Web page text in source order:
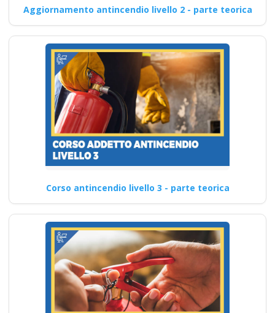
Aggiornamento antincendio livello 2 - parte teorica
Corso antincendio livello 3 - parte teorica